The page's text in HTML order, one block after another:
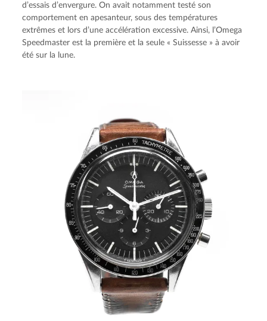
d’essais d’envergure. On avait notamment testé son
comportement en apesanteur, sous des températures
extrêmes et lors d’une accélération excessive. Ainsi, l’Omega
Speedmaster est la première et la seule « Suissesse » à avoir
été sur la lune.